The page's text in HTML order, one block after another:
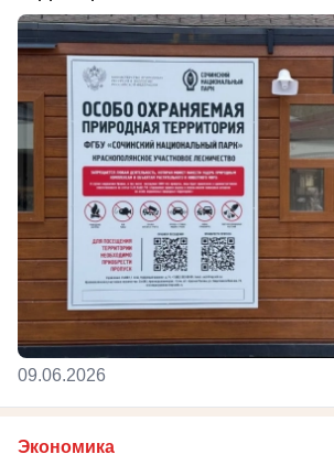
09.06.2026
Экономика